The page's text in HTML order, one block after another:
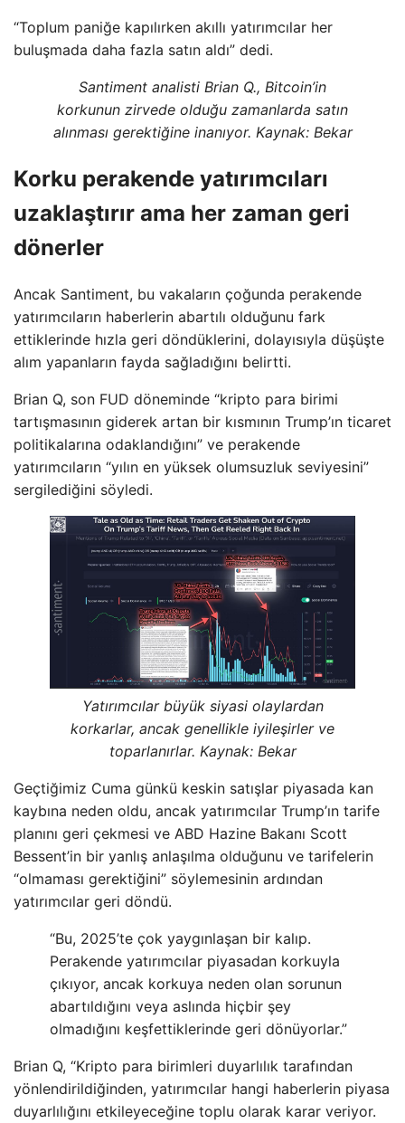
“Toplum paniğe kapılırken akıllı yatırımcılar her
buluşmada daha fazla satın aldı” dedi.
Santiment analisti Brian Q., Bitcoin’in
korkunun zirvede olduğu zamanlarda satın
alınması gerektiğine inanıyor. Kaynak: Bekar
Korku perakende yatırımcıları
uzaklaştırır ama her zaman geri
dönerler
Ancak Santiment, bu vakaların çoğunda perakende
yatırımcıların haberlerin abartılı olduğunu fark
ettiklerinde hızla geri döndüklerini, dolayısıyla düşüşte
alım yapanların fayda sağladığını belirtti.
Brian Q, son FUD döneminde “kripto para birimi
tartışmasının giderek artan bir kısmının Trump’ın ticaret
politikalarına odaklandığını” ve perakende
yatırımcıların “yılın en yüksek olumsuzluk seviyesini”
sergilediğini söyledi.
Yatırımcılar büyük siyasi olaylardan
korkarlar, ancak genellikle iyileşirler ve
toparlanırlar. Kaynak: Bekar
Geçtiğimiz Cuma günkü keskin satışlar piyasada kan
kaybına neden oldu, ancak yatırımcılar Trump’ın tarife
planını geri çekmesi ve ABD Hazine Bakanı Scott
Bessent’in bir yanlış anlaşılma olduğunu ve tarifelerin
“olmaması gerektiğini” söylemesinin ardından
yatırımcılar geri döndü.
“Bu, 2025’te çok yaygınlaşan bir kalıp.
Perakende yatırımcılar piyasadan korkuyla
çıkıyor, ancak korkuya neden olan sorunun
abartıldığını veya aslında hiçbir şey
olmadığını keşfettiklerinde geri dönüyorlar.”
Brian Q, “Kripto para birimleri duyarlılık tarafından
yönlendirildiğinden, yatırımcılar hangi haberlerin piyasa
duyarlılığını etkileyeceğine toplu olarak karar veriyor.